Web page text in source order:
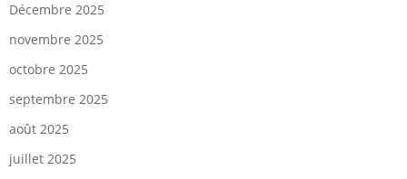
Décembre 2025
novembre 2025
octobre 2025
septembre 2025
août 2025
juillet 2025